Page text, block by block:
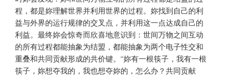
程，都是妳理解世界并利用世界的过程。妳找到自己的利
益与外界的运行规律的交叉点，并利用这一点达成自己的
利益。最终妳会惊奇而欣喜地意识到：世间万物之间互动
的所有过程都能抽象为结盟，都能抽象为两个电子性交和
重叠和共同贡献形成的共价键。“妳有一根筷子，我有一根
筷子，妳想夺我的，我也想夺妳的，怎么办？共同贡献